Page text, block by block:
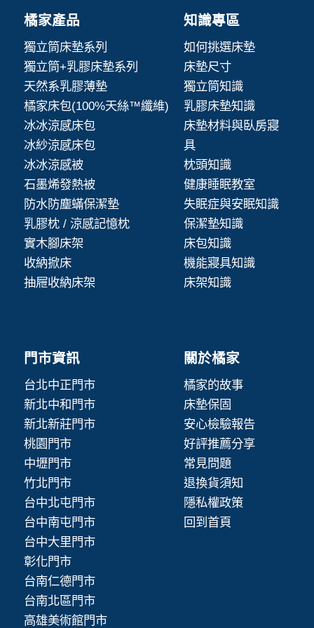
橘家產品
獨立筒床墊系列
獨立筒+乳膠床墊系列
天然系乳膠薄墊
橘家床包(100%天絲™纖維)
冰冰涼感床包
冰紗涼感床包
冰冰涼感被
石墨烯發熱被
防水防塵蟎保潔墊
乳膠枕 / 涼感記憶枕
實木腳床架
收納掀床
抽屜收納床架
知識專區
如何挑選床墊
床墊尺寸
獨立筒知識
乳膠床墊知識
床墊材料與臥房寢
具
枕頭知識
健康睡眠教室
失眠症與安眠知識
保潔墊知識
床包知識
機能寢具知識
床架知識
門市資訊
台北中正門市
新北中和門市
新北新莊門市
桃園門市
中壢門市
竹北門市
台中北屯門市
台中南屯門市
台中大里門市
彰化門市
台南仁德門市
台南北區門市
高雄美術館門市
關於橘家
橘家的故事
床墊保固
安心檢驗報告
好評推薦分享
常見問題
退換貨須知
隱私權政策
回到首頁